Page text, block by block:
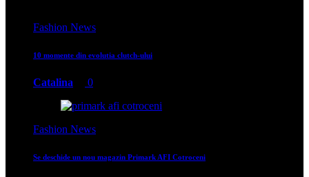
Fashion News
10 momente din evolutia clutch-ului
Catalina 0
Fashion News
Se deschide un nou magazin Primark AFI Cotroceni